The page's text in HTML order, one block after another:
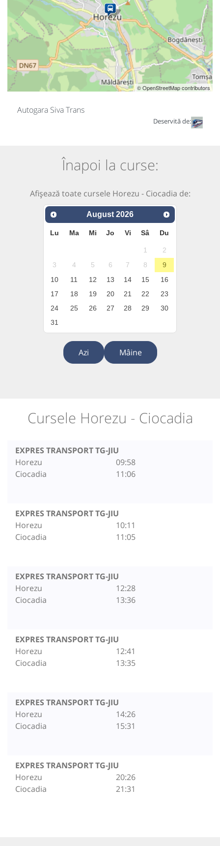
© OpenStreetMap contributors
Autogara Siva Trans
Deservită de:
Înapoi la curse:
Afișează toate cursele Horezu - Ciocadia de:
August 2026
Lu Ma Mi Jo Vi Sâ Du
1
2
3
4 5 6 7 8
9
10
11 12 13 14 15
16
17
18 19 20 21 22
23
24
25 26 27 28 29
30
31
Azi Mâine
Cursele Horezu - Ciocadia
EXPRES TRANSPORT TG-JIU
Horezu
Ciocadia
09:58
11:06
EXPRES TRANSPORT TG-JIU
Horezu
Ciocadia
10:11
11:05
EXPRES TRANSPORT TG-JIU
Horezu
Ciocadia
12:28
13:36
EXPRES TRANSPORT TG-JIU
Horezu
Ciocadia
12:41
13:35
EXPRES TRANSPORT TG-JIU
Horezu
Ciocadia
14:26
15:31
EXPRES TRANSPORT TG-JIU
Horezu
Ciocadia
20:26
21:31